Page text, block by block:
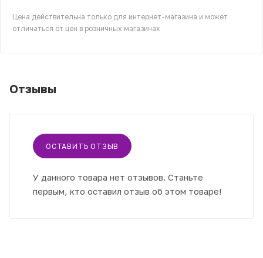
Цена действительна только для интернет-магазина и может
отличаться от цен в розничных магазинах
Отзывы
ОСТАВИТЬ ОТЗЫВ
У данного товара нет отзывов. Станьте
первым, кто оставил отзыв об этом товаре!